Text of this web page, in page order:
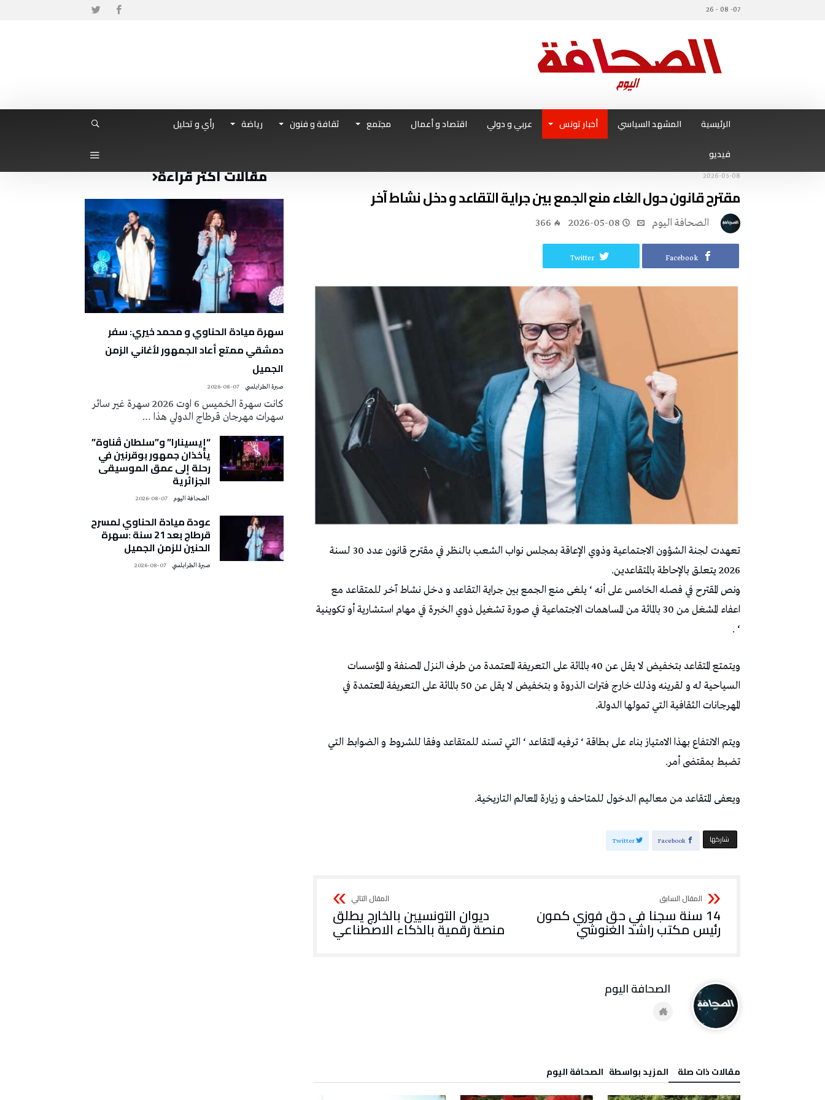
07- 08 - 26
الرئيسية المشهد السياسي أخبار تونس عربي و دولي اقتصاد و أعمال مجتمع ثقافة و فنون رياضة
رأي و تحليل
فيديو
2026-05-08
مقترح قانون حول الغاء منع الجمع بين جراية التقاعد و دخل نشاط آخر
2026-05-08
366
Facebook
Twitter
تعهدت لجنة الشؤون الاجتماعية وذوي الإعاقة بمجلس نواب الشعب بالنظر في مقترح قانون عدد 30 لسنة
2026 يتعلق بالإحاطة بالمتقاعدين.
ونص المقترح في فصله الخامس على أنه ‘ يلغى منع الجمع بين جراية التقاعد و دخل نشاط آخر للمتقاعد مع
اعفاء المشغل من 30 بالمائة من المساهمات الاجتماعية في صورة تشغيل ذوي الخبرة في مهام استشارية أو تكوينية
‘ .
ويتمتع المتقاعد بتخفيض لا يقل عن 40 بالمائة على التعريفة المعتمدة من طرف النزل المصنفة و المؤسسات
السياحية له و لقرينه وذلك خارج فترات الذروة و بتخفيض لا يقل عن 50 بالمائة على التعريفة المعتمدة في
المهرجانات الثقافية التي تمولها الدولة.
ويتم الانتفاع بهذا الامتياز بناء على بطاقة ‘ ترفيه المتقاعد ‘ التي تسند للمتقاعد وفقا للشروط و الضوابط التي
تضبط بمقتضى أمر.
ويعفى المتقاعد من معاليم الدخول للمتاحف و زيارة المعالم التاريخية.
‫‫ شاركها‬ Facebook
Twitter
14 سنة سجنا في حق فوزي كمون
رئيس مكتب راشد الغنوشي
ديوان التونسيين بالخارج يطلق
منصة رقمية بالذكاء الاصطناعي
‫مقالات ذات صلة‬ ‫‫المزيد بواسطة‬ ‬ ‭ ‬الصحافة‭ ‬اليوم
مقالات أكثر قراءة
سهرة ميادة الحناوي و محمد خيري: سفر
دمشقي ممتع أعاد الجمهور لأغاني الزمن
الجميل
صبرة الطرابلسي 2026-08-07
كانت سهرة الخميس 6 اوت 2026 سهرة غير سائر
سهرات مهرجان قرطاج الدولي هذا …
“إيسينارا” و”سلطان ڤناوة”
يأخذان جمهور بوقرنين في
رحلة إلى عمق الموسيقى
الجزائرية
2026-08-07
عودة ميادة الحناوي لمسرح
قرطاج بعد 21 سنة :سهرة
الحنين للزمن الجميل
صبرة الطرابلسي 2026-08-07